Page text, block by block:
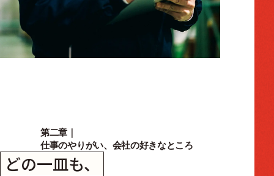
第二章｜
仕事のやりがい、会社の好きなところ
どの一皿も、